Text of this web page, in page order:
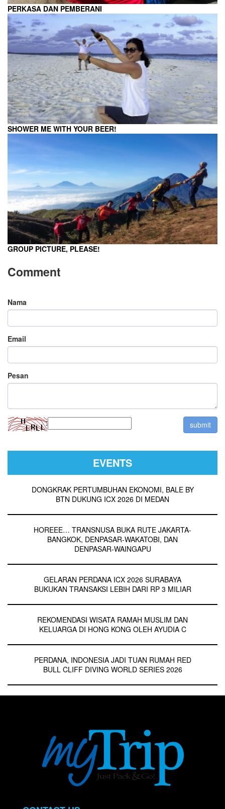
PERKASA DAN PEMBERANI
SHOWER ME WITH YOUR BEER!
GROUP PICTURE, PLEASE!
Comment
Nama
Email
Pesan
EVENTS
DONGKRAK PERTUMBUHAN EKONOMI, BALE BY
BTN DUKUNG ICX 2026 DI MEDAN
HOREEE… TRANSNUSA BUKA RUTE JAKARTA-
BANGKOK, DENPASAR-WAKATOBI, DAN
DENPASAR-WAINGAPU
GELARAN PERDANA ICX 2026 SURABAYA
BUKUKAN TRANSAKSI LEBIH DARI RP 3 MILIAR
REKOMENDASI WISATA RAMAH MUSLIM DAN
KELUARGA DI HONG KONG OLEH AYUDIA C
PERDANA, INDONESIA JADI TUAN RUMAH RED
BULL CLIFF DIVING WORLD SERIES 2026